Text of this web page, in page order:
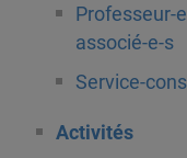
Professeur-
associé-e-s
Service-
Activités